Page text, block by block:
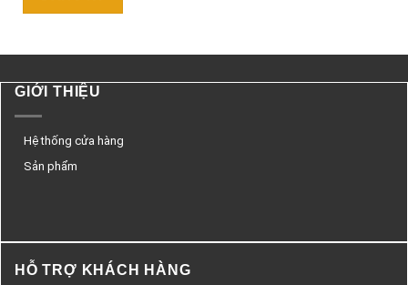
GIỚI THIỆU
Hệ thống cửa hàng
Sản phẩm
HỖ TRỢ KHÁCH HÀNG